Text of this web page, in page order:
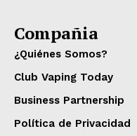
Compañia
¿Quiénes Somos?
Club Vaping Today
Business Partnership
Política de Privacidad